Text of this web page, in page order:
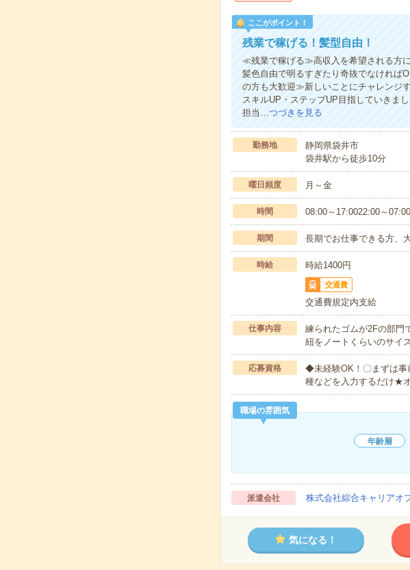
ここがポイント！
残業で稼げる！髪型自由！
≪残業で稼げる≫高収入を希望される方
髪色自由で明るすぎたり奇抜でなければ
の方も大歓迎≫新しいことにチャレンジ
スキルUP・ステップUP目指していきま
担当…つづきを見る
勤務地
静岡県袋井市
袋井駅から徒歩10分
曜日頻度 月～金
時間 08:00～17:0022:00～07:00
期間 長期でお仕事できる方、
時給 時給1400円
交通費
交通費規定内支給
仕事内容
練られたゴムが2Fの部門
紐をノートくらいのサイ
応募資格
◆未経験OK！〇まずは事
種などを入力するだけ★
職場の雰囲気
年齢層
派遣会社 株式会社綜合キャリアオ
気になる！